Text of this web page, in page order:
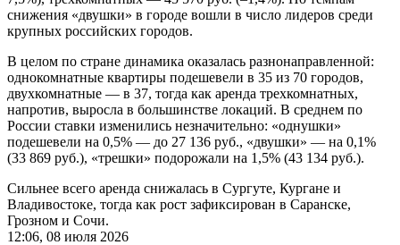
снижения «двушки» в городе вошли в число лидеров среди
крупных российских городов.
В целом по стране динамика оказалась разнонаправленной:
однокомнатные квартиры подешевели в 35 из 70 городов,
двухкомнатные — в 37, тогда как аренда трехкомнатных,
напротив, выросла в большинстве локаций. В среднем по
России ставки изменились незначительно: «однушки»
подешевели на 0,5% — до 27 136 руб., «двушки» — на 0,1%
(33 869 руб.), «трешки» подорожали на 1,5% (43 134 руб.).
Сильнее всего аренда снижалась в Сургуте, Кургане и
Владивостоке, тогда как рост зафиксирован в Саранске,
Грозном и Сочи.
12:06, 08 июля 2026